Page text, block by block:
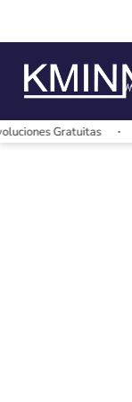
Gratuitas